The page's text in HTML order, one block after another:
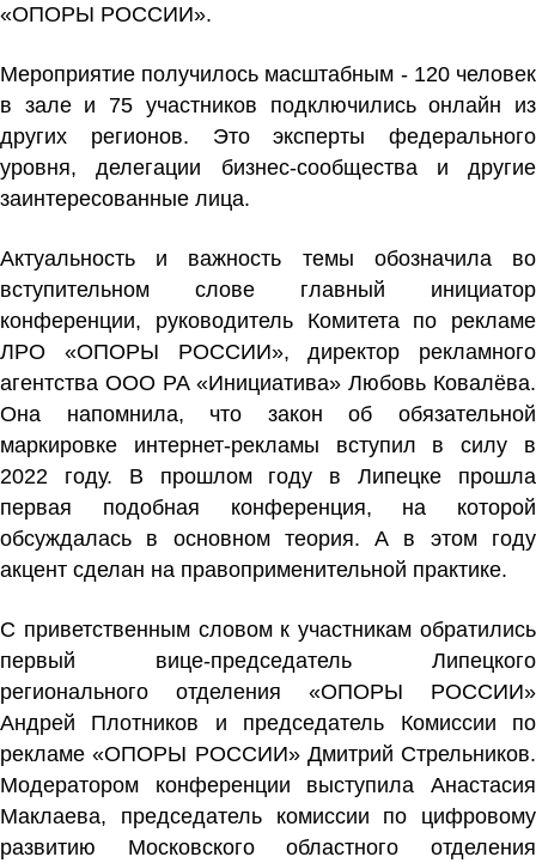
«ОПОРЫ РОССИИ».
Мероприятие получилось масштабным - 120 человек
в зале и 75 участников подключились онлайн из
других регионов. Это эксперты федерального
уровня, делегации бизнес-сообщества и другие
заинтересованные лица.
Актуальность и важность темы обозначила во
вступительном слове главный инициатор
конференции, руководитель Комитета по рекламе
ЛРО «ОПОРЫ РОССИИ», директор рекламного
агентства ООО РА «Инициатива» Любовь Ковалёва.
Она напомнила, что закон об обязательной
маркировке интернет-рекламы вступил в силу в
2022 году. В прошлом году в Липецке прошла
первая подобная конференция, на которой
обсуждалась в основном теория. А в этом году
акцент сделан на правоприменительной практике.
С приветственным словом к участникам обратились
первый вице-председатель Липецкого
регионального отделения «ОПОРЫ РОССИИ»
Андрей Плотников и председатель Комиссии по
рекламе «ОПОРЫ РОССИИ» Дмитрий Стрельников.
Модератором конференции выступила Анастасия
Маклаева, председатель комиссии по цифровому
развитию Московского областного отделения